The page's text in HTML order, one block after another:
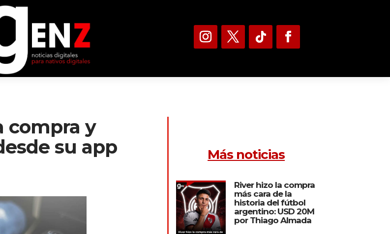
compra y
su app
Más noticias
River hizo la compra
más cara de la
historia del fútbol
argentino: USD 20M
por Thiago Almada